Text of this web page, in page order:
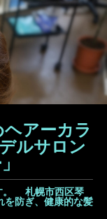
アーカラ
ルサロン
。 札幌市西区琴
防ぎ、健康的な髪